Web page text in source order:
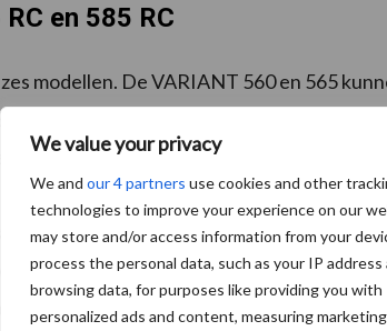
We value your privacy
We and our 4 partners use cookies and other
technologies to improve your experience on our
may store and/or access information from your
process the personal data, such as your IP address
browsing data, for purposes like providing you with
personalized ads and content, measuring
en 585 RC
modellen. De VARIANT 560 en 565
VARIANT 580 en 585 bedraagt dit 1,80
met een spiraalvormige ROTO FEED
580 en 585 in RC-uitvoering
met vier rotorsterren voor kleine
en compact geperste balen. Voor
de VARIANT 565 RC en 585 RC met HD